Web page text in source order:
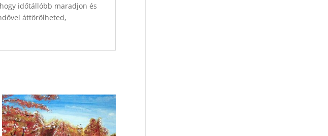
időtállóbb maradjon és
áttörölheted,